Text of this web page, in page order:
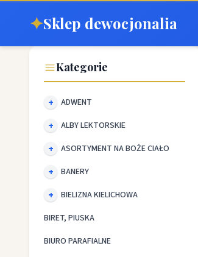
✦Sklep dewocjonalia
Kategorie
ADWENT
ALBY LEKTORSKIE
ASORTYMENT NA BOŻE CIAŁO
BANERY
BIELIZNA KIELICHOWA
BIRET, PIUSKA
BIURO PARAFIALNE